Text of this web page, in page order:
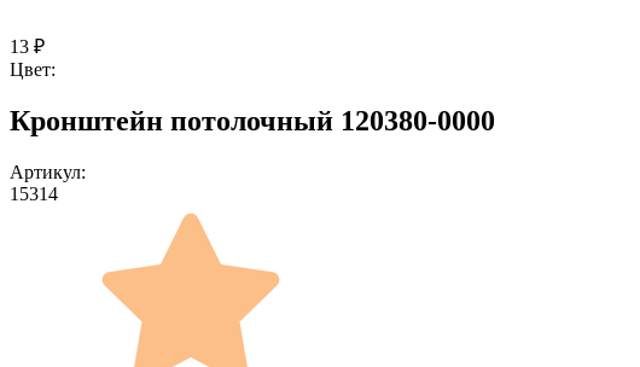
13 ₽
Цвет:
Кронштейн потолочный 120380-0000
Артикул:
15314